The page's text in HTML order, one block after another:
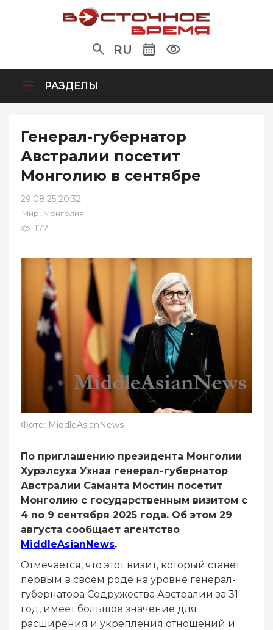
RU
РАЗДЕЛЫ
Генерал-губернатор
Австралии посетит
Монголию в сентябре
29.08.25 20:32
Мир , Монголия
172
Фото: MiddleAsianNews
По приглашению президента Монголии
Хурэлсуха Ухнаа генерал-губернатор
Австралии Саманта Мостин посетит
Монголию с государственным визитом с
4 по 9 сентября 2025 года. Об этом 29
августа сообщает агентство
MiddleAsianNews.
Отмечается, что этот визит, который станет
первым в своем роде на уровне генерал-
губернатора Содружества Австралии за 31
год, имеет большое значение для
расширения и укрепления отношений и